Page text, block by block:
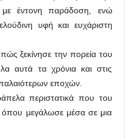
με έντονη παράδοση, ενώ
υφή και ευχάριστη
ξεκίνησε την πορεία του
αυτά τα χρόνια και στις
εποχών.
περιστατικά που του
μεγάλωσε μέσα σε μια